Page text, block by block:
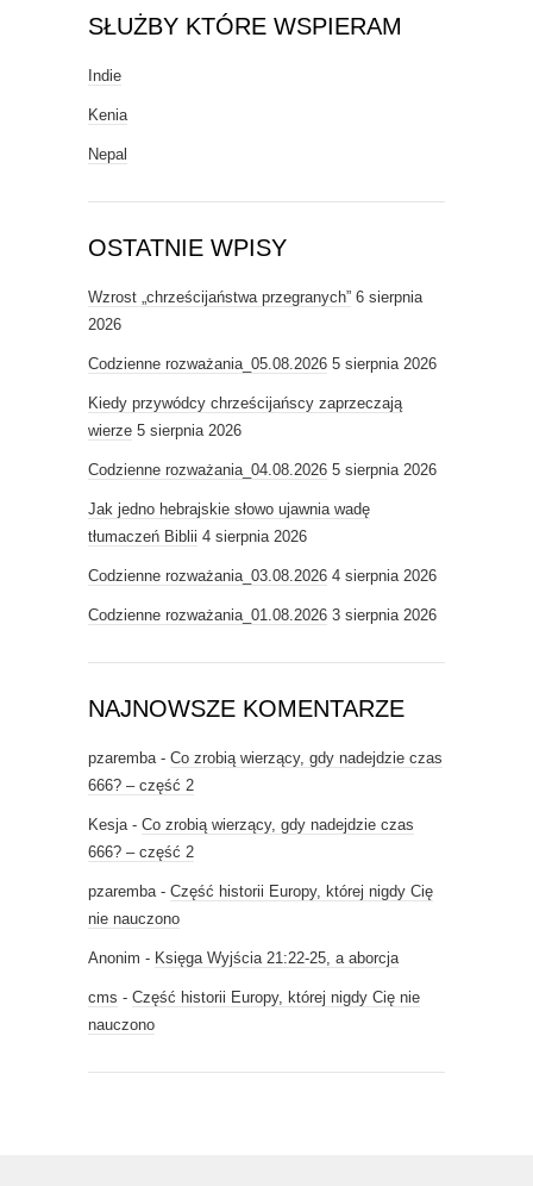
SŁUŻBY KTÓRE WSPIERAM
Indie
Kenia
Nepal
OSTATNIE WPISY
Wzrost „chrześcijaństwa przegranych” 6 sierpnia
2026
Codzienne rozważania_05.08.2026 5 sierpnia 2026
Kiedy przywódcy chrześcijańscy zaprzeczają
wierze 5 sierpnia 2026
Codzienne rozważania_04.08.2026 5 sierpnia 2026
Jak jedno hebrajskie słowo ujawnia wadę
tłumaczeń Biblii 4 sierpnia 2026
Codzienne rozważania_03.08.2026 4 sierpnia 2026
Codzienne rozważania_01.08.2026 3 sierpnia 2026
NAJNOWSZE KOMENTARZE
pzaremba- Co zrobią wierzący, gdy nadejdzie czas
666? – część 2
Kesja- Co zrobią wierzący, gdy nadejdzie czas
666? – część 2
pzaremba- Część historii Europy, której nigdy Cię
nie nauczono
Anonim - Księga Wyjścia 21:22-25, a aborcja
cms - Część historii Europy, której nigdy Cię nie
nauczono